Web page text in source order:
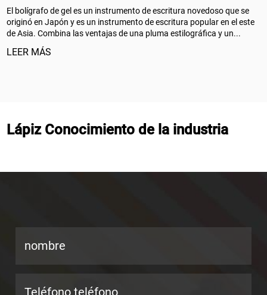
bolígrafo de gel es un instrumento de escritura novedoso que se
en Japón y es un instrumento de escritura popular en el este
Asia. Combina las ventajas de una pluma estilográfica y un...
MÁS
Lápiz Conocimiento de la industria